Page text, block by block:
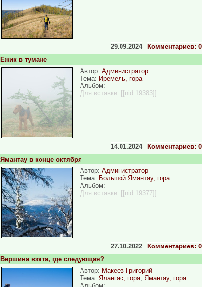
Комментариев: 0
29.09.2024
Ежик в тумане
Автор: Администратор
Тема: Иремель, гора
Альбом:
Для вставки: [[nid:19383]]
Комментариев: 0
14.01.2024
Ямантау в конце октября
Автор: Администратор
Тема: Большой Ямантау, гора
Альбом:
Для вставки: [[nid:19377]]
Комментариев: 0
27.10.2022
Вершина взята, где следующая?
Автор: Макеев Григорий
Тема: Ялангас, гора; Ямантау, гора
Альбом: